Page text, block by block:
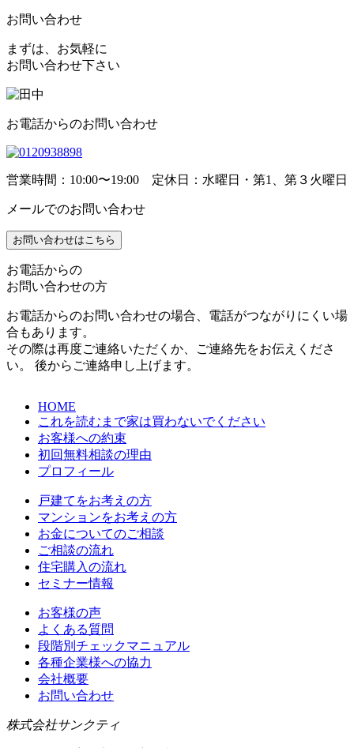
お問い合わせ
まずは、お気軽に
お問い合わせ下さい
お電話からのお問い合わせ
営業時間：10:00〜19:00 定休日：水曜日・第1、第３火曜日
メールでのお問い合わせ
お問い合わせはこちら
お電話からの
お問い合わせの方
お電話からのお問い合わせの場合、電話がつながりにくい場
合もあります。
その際は再度ご連絡いただくか、ご連絡先をお伝えくださ
い。 後からご連絡申し上げます。
HOME
これを読むまで家は買わないでください
お客様への約束
初回無料相談の理由
プロフィール
戸建てをお考えの方
マンションをお考えの方
お金についてのご相談
ご相談の流れ
住宅購入の流れ
セミナー情報
お客様の声
よくある質問
段階別チェックマニュアル
各種企業様への協力
会社概要
お問い合わせ
株式会社サンクティ